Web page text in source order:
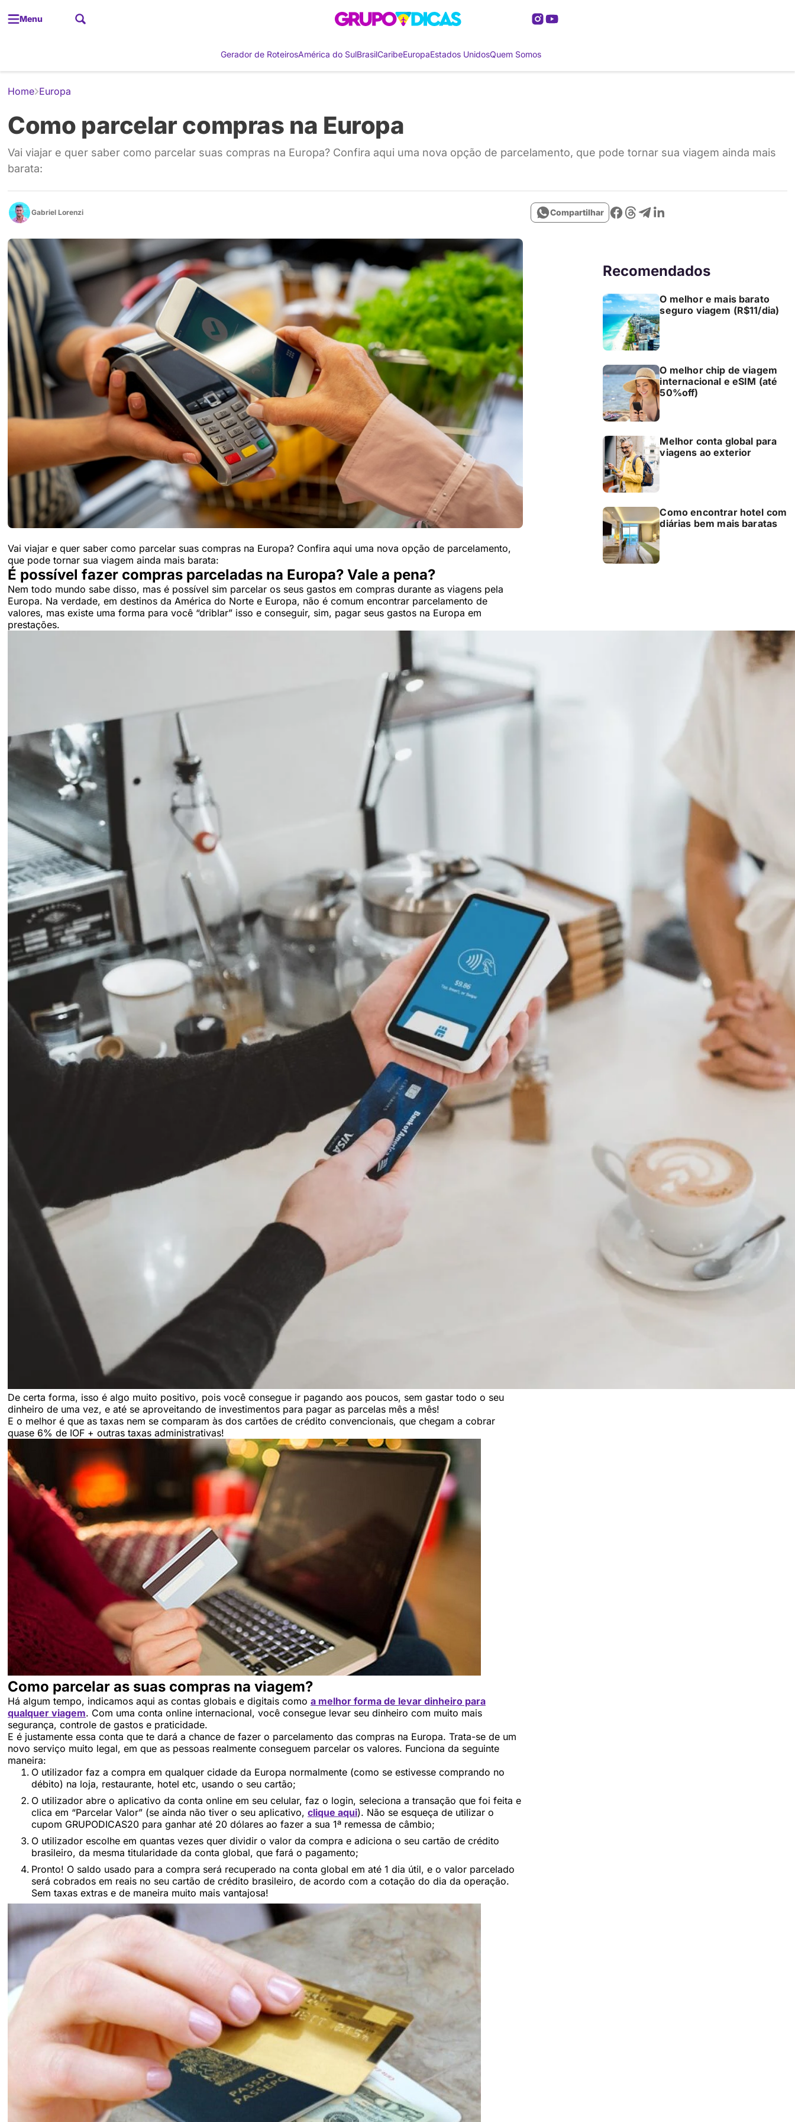
Menu
Gerador de RoteirosAmérica do SulBrasilCaribeEuropaEstados UnidosQuem Somos
Home Europa
Como parcelar compras na Europa
Vai viajar e quer saber como parcelar suas compras na Europa? Confira aqui uma nova opção de parcelamento, que pode tornar sua viagem ainda mais
barata:
Gabriel Lorenzi Compartilhar
Vai viajar e quer saber como parcelar suas compras na Europa? Confira aqui uma nova opção de parcelamento,
que pode tornar sua viagem ainda mais barata:
É possível fazer compras parceladas na Europa? Vale a pena?
Nem todo mundo sabe disso, mas é possível sim parcelar os seus gastos em compras durante as viagens pela
Europa. Na verdade, em destinos da América do Norte e Europa, não é comum encontrar parcelamento de
valores, mas existe uma forma para você “driblar” isso e conseguir, sim, pagar seus gastos na Europa em
prestações.
De certa forma, isso é algo muito positivo, pois você consegue ir pagando aos poucos, sem gastar todo o seu
dinheiro de uma vez, e até se aproveitando de investimentos para pagar as parcelas mês a mês!
E o melhor é que as taxas nem se comparam às dos cartões de crédito convencionais, que chegam a cobrar
quase 6% de IOF + outras taxas administrativas!
Como parcelar as suas compras na viagem?
Há algum tempo, indicamos aqui as contas globais e digitais como a melhor forma de levar dinheiro para
qualquer viagem. Com uma conta online internacional, você consegue levar seu dinheiro com muito mais
segurança, controle de gastos e praticidade.
E é justamente essa conta que te dará a chance de fazer o parcelamento das compras na Europa. Trata-se de um
novo serviço muito legal, em que as pessoas realmente conseguem parcelar os valores. Funciona da seguinte
maneira:
O utilizador faz a compra em qualquer cidade da Europa normalmente (como se estivesse comprando no
débito) na loja, restaurante, hotel etc, usando o seu cartão;
O utilizador abre o aplicativo da conta online em seu celular, faz o login, seleciona a transação que foi feita e
clica em “Parcelar Valor” (se ainda não tiver o seu aplicativo, clique aqui). Não se esqueça de utilizar o
cupom GRUPODICAS20 para ganhar até 20 dólares ao fazer a sua 1ª remessa de câmbio;
O utilizador escolhe em quantas vezes quer dividir o valor da compra e adiciona o seu cartão de crédito
brasileiro, da mesma titularidade da conta global, que fará o pagamento;
Pronto! O saldo usado para a compra será recuperado na conta global em até 1 dia útil, e o valor parcelado
será cobrados em reais no seu cartão de crédito brasileiro, de acordo com a cotação do dia da operação.
Sem taxas extras e de maneira muito mais vantajosa!
Recomendados
O melhor e mais barato
seguro viagem (R$11/dia)
O melhor chip de viagem
internacional e eSIM (até
50%off)
Melhor conta global para
viagens ao exterior
Como encontrar hotel com
diárias bem mais baratas